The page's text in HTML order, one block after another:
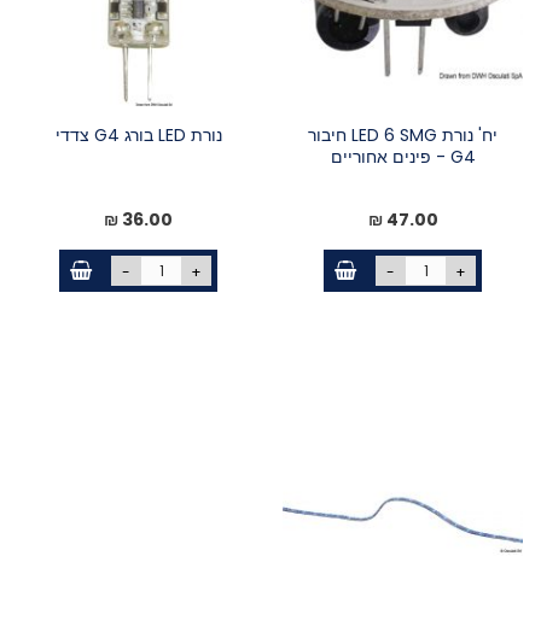
יח' נורת LED 6 SMG חיבור
G4 - פינים אחוריים
47.00 ₪
- +
נורת LED בורג G4 צדדי
36.00 ₪
- +